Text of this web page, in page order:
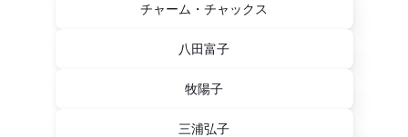
チャーム・チャックス
八田富子
牧陽子
三浦弘子